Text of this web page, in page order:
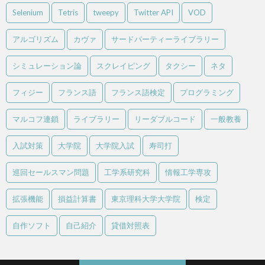
Selenium Tetris tweepy Twitter API VOD
アルゴリズム カヴァ サードパーティーライブラリー
シミュレーション論 スクレイピング タクシー ネタ
フィジー フランス語 フランス語検定 プログラミング
マルコフ連鎖 ライブラリー リーダブルコード 一般教養
入試対策 大学院 大学院入試 寿司打
巡回セールスマン問題 工学系研究科 情報工学専攻
拡張機能 損益計算書 東京理科大学大学院 検定
自作ソフト 自己紹介 貸借対照表